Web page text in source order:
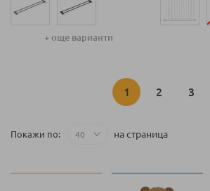
+ още варианти
В
страница
1 Страница
2 3
Покажи по на страница